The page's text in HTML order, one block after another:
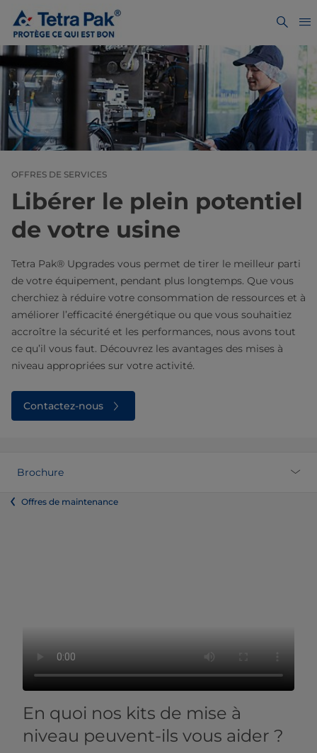
OFFRES DE SERVICES
Libérer le plein potentiel
de votre usine
Tetra Pak® Upgrades vous permet de tirer le meilleur parti
de votre équipement, pendant plus longtemps. Que vous
cherchiez à réduire votre consommation de ressources et à
améliorer l’efficacité énergétique ou que vous souhaitiez
accroître la sécurité et les performances, nous avons tout
ce qu’il vous faut. Découvrez les avantages des mises à
niveau appropriées sur votre activité.
Contactez-nous
Brochure
Offres de maintenance
En quoi nos kits de mise à
niveau peuvent-ils vous aider ?